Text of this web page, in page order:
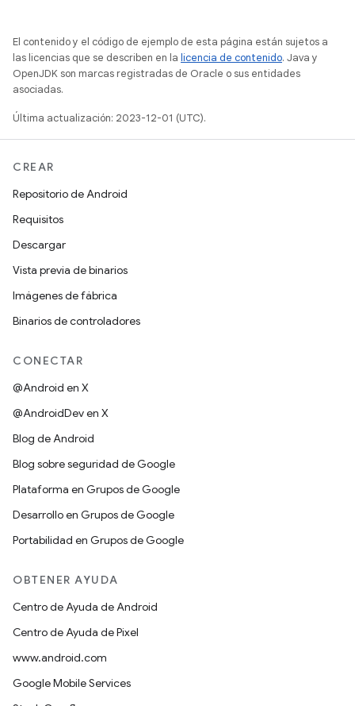
El contenido y el código de ejemplo de esta página están sujetos a
las licencias que se describen en la licencia de contenido. Java y
OpenJDK son marcas registradas de Oracle o sus entidades
asociadas.
Última actualización: 2023-12-01 (UTC).
CREAR
Repositorio de Android
Requisitos
Descargar
Vista previa de binarios
Imágenes de fábrica
Binarios de controladores
CONECTAR
@Android en X
@AndroidDev en X
Blog de Android
Blog sobre seguridad de Google
Plataforma en Grupos de Google
Desarrollo en Grupos de Google
Portabilidad en Grupos de Google
OBTENER AYUDA
Centro de Ayuda de Android
Centro de Ayuda de Pixel
www.android.com
Google Mobile Services